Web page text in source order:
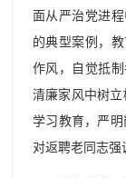
面从严治党进
的典型案例，
作风，自觉抵
清廉家风中树
学习教育，严明
对返聘老同志强